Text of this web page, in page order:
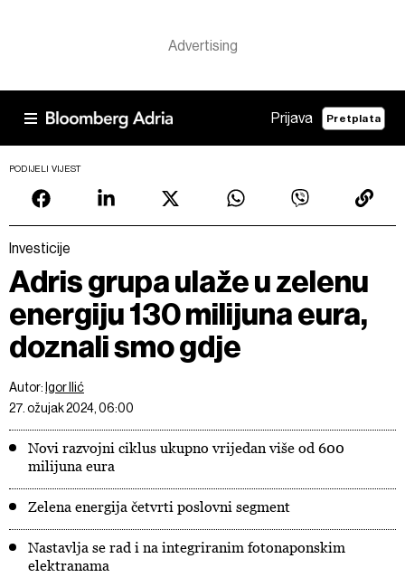
Prijava Pretplata
PODIJELI VIJEST
Investicije
Adris grupa ulaže u zelenu
energiju 130 milijuna eura,
doznali smo gdje
Autor: Igor Ilić
27. ožujak 2024, 06:00
Novi razvojni ciklus ukupno vrijedan više od 600
milijuna eura
Zelena energija četvrti poslovni segment
Nastavlja se rad i na integriranim fotonaponskim
elektranama